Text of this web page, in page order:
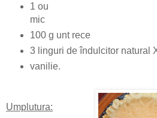
1 ou
mic
100 g unt rece
3 linguri de îndulcitor natural
vanilie.
Umplutura: